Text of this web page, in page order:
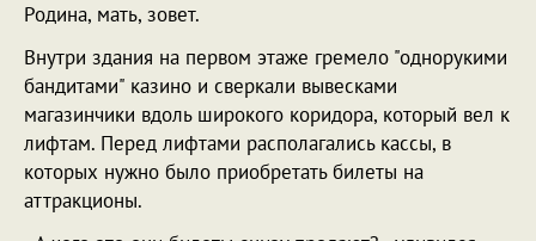
Родина, мать, зовет.
Внутри здания на первом этаже гремело "однорукими
бандитами" казино и сверкали вывесками
магазинчики вдоль широкого коридора, который вел к
лифтам. Перед лифтами располагались кассы, в
которых нужно было приобретать билеты на
аттракционы.